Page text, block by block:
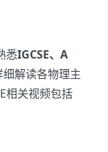
悉IGCSE、A
解读各物理主
相关视频包括